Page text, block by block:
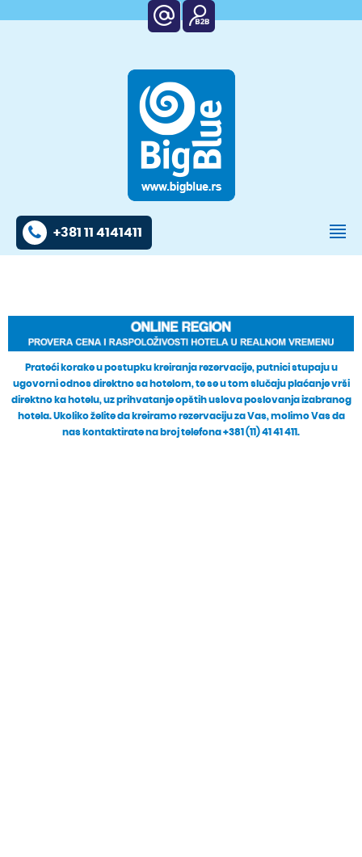
+381 11 4141411
Prateći korake u postupku kreiranja rezervacije, putnici stupaju u
ugovorni odnos direktno sa hotelom, te se u tom slučaju plaćanje vrši
direktno ka hotelu, uz prihvatanje opštih uslova poslovanja izabranog
hotela. Ukoliko želite da kreiramo rezervaciju za Vas, molimo Vas da
nas kontaktirate na broj telefona +381 (11) 41 41 411.